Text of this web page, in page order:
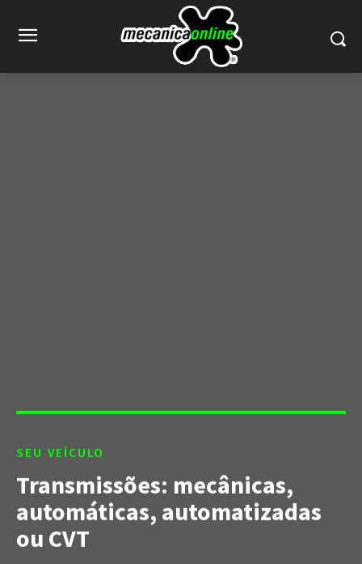
SEU VEÍCULO
Transmissões: mecânicas,
automáticas, automatizadas
ou CVT